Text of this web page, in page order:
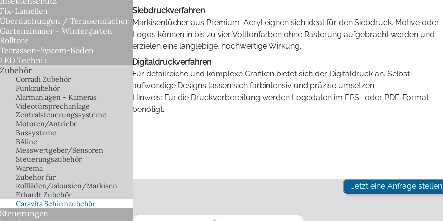
Fix-Lamellen
Überdachungen / Terassendächer
Gartenzimmer - Wintergarten
Rolltore
Terrassen-System-Böden
LED Technik
Zubehör
Corradi Zubehör
Funkzubehör
Alarmanlagen - Kameras
Videotürsprechanlage
Zentralsteuerungssysteme
Motoren/Antriebe
Bussysteme
BAline
Messwertgeber/Sensoren
Steuerungszubehör
Warema
Zubehör für
Rollläden/Jalousien/Markisen
Erhardt Zubehör
Caravita Schirmzubehör
Steuerungen
Siebdruckverfahren
Markisentücher aus Premium-Acryl eignen sich ideal für den Siebdruck. Motive oder
Logos können in bis zu vier Volltonfarben ohne Rasterung aufgebracht werden und
erzielen eine langlebige, hochwertige Wirkung.
Digitaldruckverfahren
Für detailreiche und komplexe Grafiken bietet sich der Digitaldruck an. Selbst
aufwendige Designs lassen sich farbintensiv und präzise umsetzen.
Hinweis: Für die Druckvorbereitung werden Logodaten im EPS- oder PDF-Format
benötigt.
Jetzt eine Anfrage